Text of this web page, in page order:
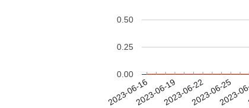
2023-06-162023-06-192023-06-222023-06-25
2023-
0.00
0.25
0.50